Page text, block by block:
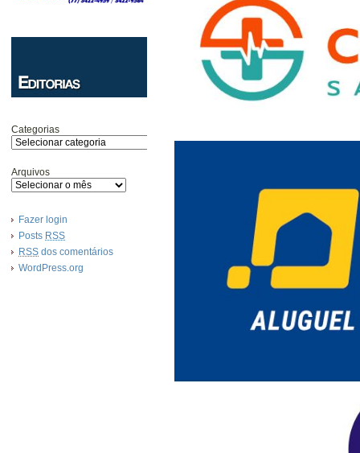
Categorias
Arquivos
Fazer login
Posts RSS
RSS dos comentários
WordPress.org